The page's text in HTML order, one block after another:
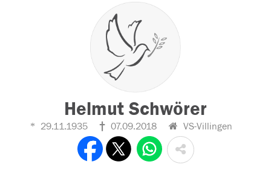
Helmut Schwörer
29.11.1935 07.09.2018 VS-Villingen